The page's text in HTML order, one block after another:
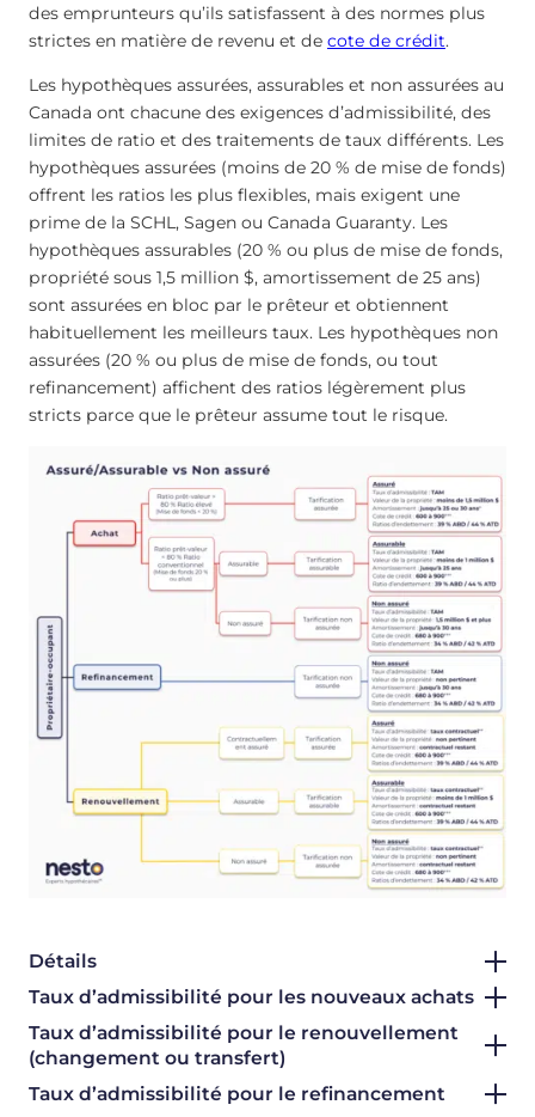
des emprunteurs qu’ils satisfassent à des normes plus
strictes en matière de revenu et de cote de crédit.
Les hypothèques assurées, assurables et non assurées au
Canada ont chacune des exigences d’admissibilité, des
limites de ratio et des traitements de taux différents. Les
hypothèques assurées (moins de 20 % de mise de fonds)
offrent les ratios les plus flexibles, mais exigent une
prime de la SCHL, Sagen ou Canada Guaranty. Les
hypothèques assurables (20 % ou plus de mise de fonds,
propriété sous 1,5 million $, amortissement de 25 ans)
sont assurées en bloc par le prêteur et obtiennent
habituellement les meilleurs taux. Les hypothèques non
assurées (20 % ou plus de mise de fonds, ou tout
refinancement) affichent des ratios légèrement plus
stricts parce que le prêteur assume tout le risque.
Détails
Taux d’admissibilité pour les nouveaux achats
Taux d’admissibilité pour le renouvellement
(changement ou transfert)
Taux d’admissibilité pour le refinancement